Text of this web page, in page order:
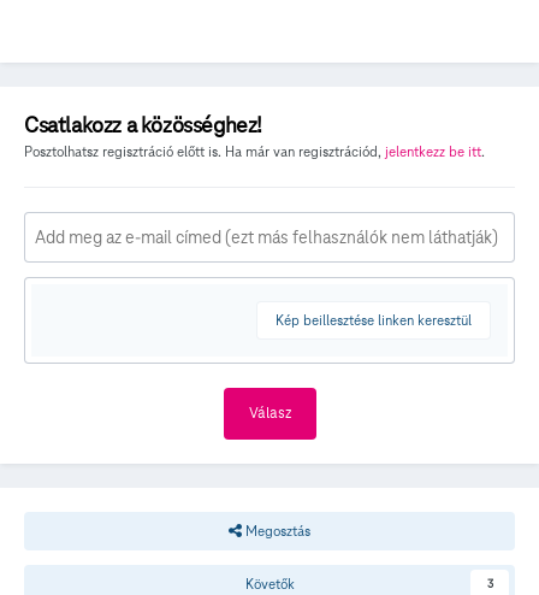
Csatlakozz a közösséghez!
Posztolhatsz regisztráció előtt is. Ha már van regisztrációd, jelentkezz be itt.
Kép beillesztése linken keresztül
Válasz
Megosztás
Követők 3